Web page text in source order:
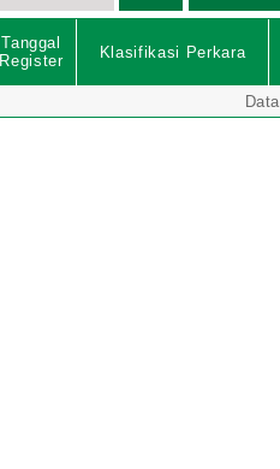
Tanggal
Register
Klasifikasi Perkara